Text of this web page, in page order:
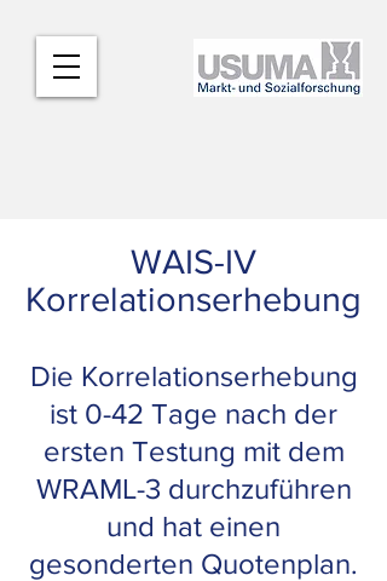
WAIS-IV
Korrelationserhebung
Die Korrelationserhebung
ist 0-42 Tage nach der
ersten Testung mit dem
WRAML-3 durchzuführen
und hat einen
gesonderten Quotenplan.